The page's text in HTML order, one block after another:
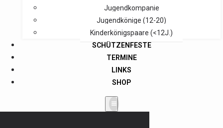
Jugendkompanie
Jugendkönige (12-20)
Kinderkönigspaare (<12J.)
SCHÜTZENFESTE
TERMINE
LINKS
SHOP